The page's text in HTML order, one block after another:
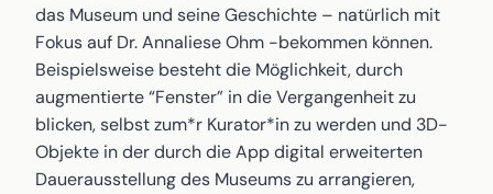
das Museum und seine Geschichte – natürlich mit
Fokus auf Dr. Annaliese Ohm -bekommen können.
Beispielsweise besteht die Möglichkeit, durch
augmentierte “Fenster” in die Vergangenheit zu
blicken, selbst zum*r Kurator*in zu werden und 3D-
Objekte in der durch die App digital erweiterten
Dauerausstellung des Museums zu arrangieren,